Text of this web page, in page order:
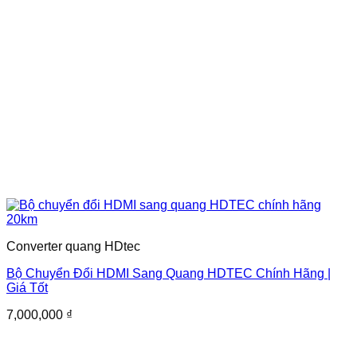
Converter quang HDtec
Bộ Chuyển Đổi HDMI Sang Quang HDTEC Chính Hãng |
Giá Tốt
7,000,000 ₫